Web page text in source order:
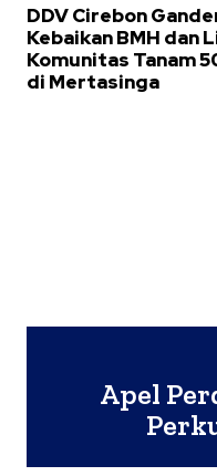
DDV Cirebon
Kebaikan BMH dan
Komunitas Tanam
di Mertasinga
Apel